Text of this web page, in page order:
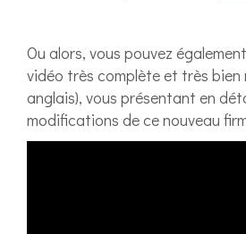
Ou alors, vous pouvez
vidéo très complète et très bien
anglais), vous présentant en
modifications de ce nouveau